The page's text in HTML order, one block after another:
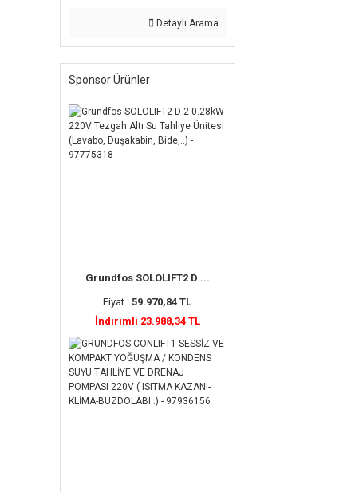
Detaylı Arama
Sponsor Ürünler
Grundfos SOLOLIFT2 D ...
Fiyat :59.970,84 TL
İndirimli 23.988,34 TL